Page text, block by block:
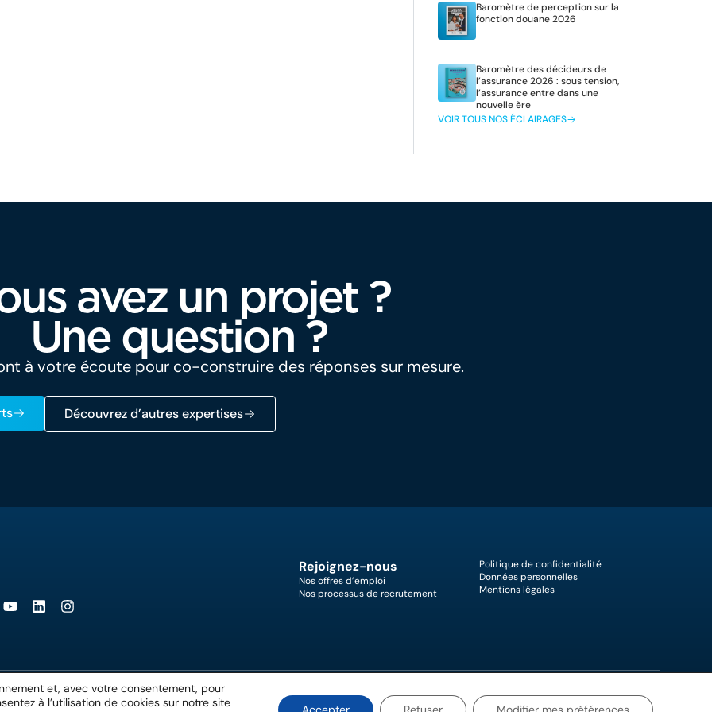
Baromètre de perception sur la
fonction douane 2026
Baromètre des décideurs de
l’assurance 2026 : sous tension,
l’assurance entre dans une
nouvelle ère
VOIR TOUS NOS ÉCLAIRAGES
avez un projet ?
Une question ?
à votre écoute pour co-construire des réponses sur mesure.
Découvrez d’autres expertises
Rejoignez-nous
Nos offres d’emploi
Nos processus de recrutement
Politique de confidentialité
Données personnelles
Mentions légales
et, avec votre consentement, pour
à l’utilisation de cookies sur notre site